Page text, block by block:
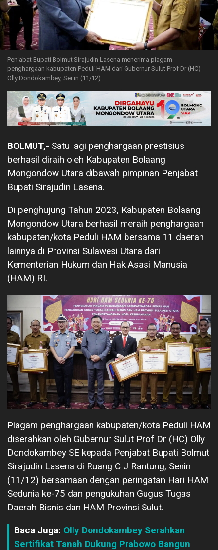
Penjabat Bupati Bolmut Sirajudin Lasena menerima piagam
penghargaan kabupaten Peduli HAM dari Gubernur Sulut Prof Dr (HC)
Olly Dondokambey, Senin (11/12).
BOLMUT,- Satu lagi penghargaan prestisius
berhasil diraih oleh Kabupaten Bolaang
Mongondow Utara dibawah pimpinan Penjabat
Bupati Sirajudin Lasena.
Di penghujung Tahun 2023, Kabupaten Bolaang
Mongondow Utara berhasil meraih penghargaan
kabupaten/kota Peduli HAM bersama 11 daerah
lainnya di Provinsi Sulawesi Utara dari
Kementerian Hukum dan Hak Asasi Manusia
(HAM) RI.
Piagam penghargaan kabupaten/kota Peduli HAM
diserahkan oleh Gubernur Sulut Prof Dr (HC) Olly
Dondokambey SE kepada Penjabat Bupati Bolmut
Sirajudin Lasena di Ruang C J Rantung, Senin
(11/12) bersamaan dengan peringatan Hari HAM
Sedunia ke-75 dan pengukuhan Gugus Tugas
Daerah Bisnis dan HAM Provinsi Sulut.
Baca Juga: Olly Dondokambey Serahkan
Sertifikat Tanah Dukung Prabowo Bangun